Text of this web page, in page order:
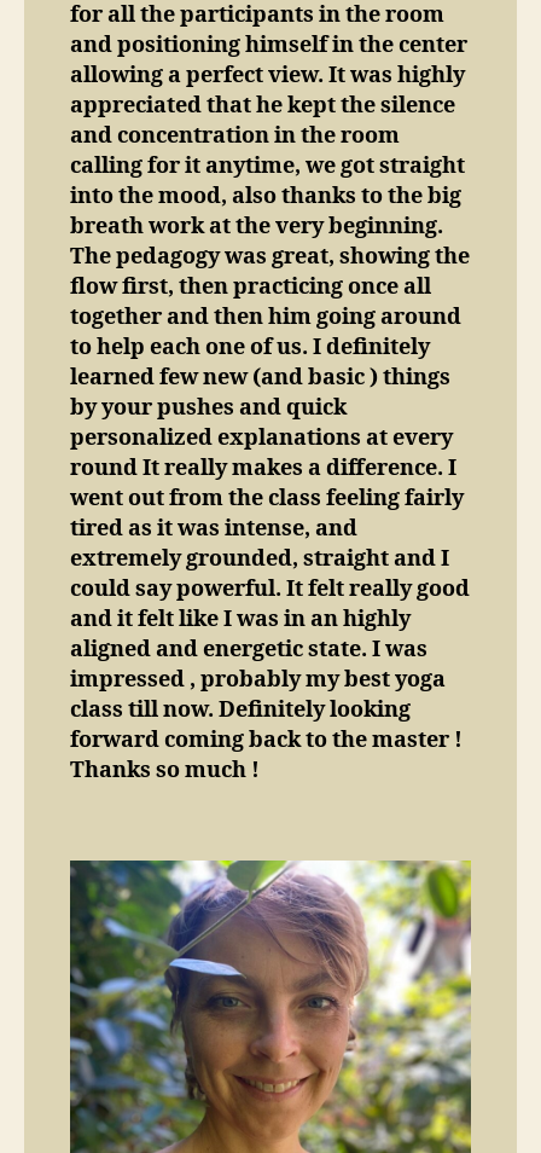
for all the participants in the room
and positioning himself in the center
allowing a perfect view. It was highly
appreciated that he kept the silence
and concentration in the room
calling for it anytime, we got straight
into the mood, also thanks to the big
breath work at the very beginning.
The pedagogy was great, showing the
flow first, then practicing once all
together and then him going around
to help each one of us. I definitely
learned few new (and basic ) things
by your pushes and quick
personalized explanations at every
round It really makes a difference. I
went out from the class feeling fairly
tired as it was intense, and
extremely grounded, straight and I
could say powerful. It felt really good
and it felt like I was in an highly
aligned and energetic state. I was
impressed , probably my best yoga
class till now. Definitely looking
forward coming back to the master !
Thanks so much !